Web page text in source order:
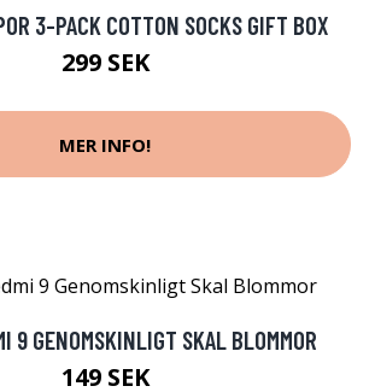
3-PACK COTTON SOCKS GIFT BOX
299 SEK
MER INFO!
9 GENOMSKINLIGT SKAL BLOMMOR
149 SEK